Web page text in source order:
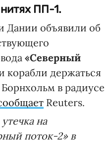
ПП-1.
Дании объявили об
«Северный
корабли держаться
в радиусе
Reuters.
на
поток-2» в